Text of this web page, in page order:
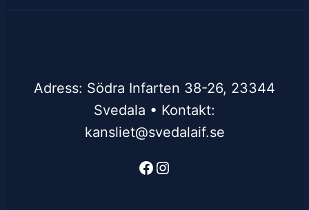
Adress: Södra Infarten 38-26, 23344
Svedala • Kontakt:
kansliet@svedalaif.se
Facebook
Instagram